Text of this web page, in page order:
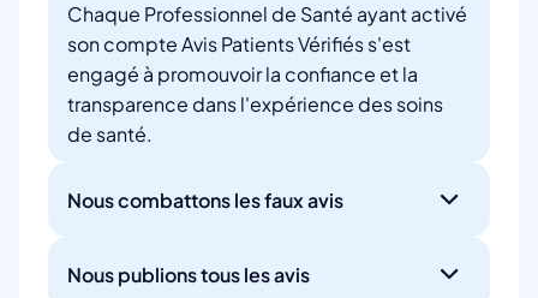
Chaque Professionnel de Santé ayant activé
son compte Avis Patients Vérifiés s'est
engagé à promouvoir la confiance et la
transparence dans l'expérience des soins
de santé.
Nous combattons les faux avis
Nous publions tous les avis